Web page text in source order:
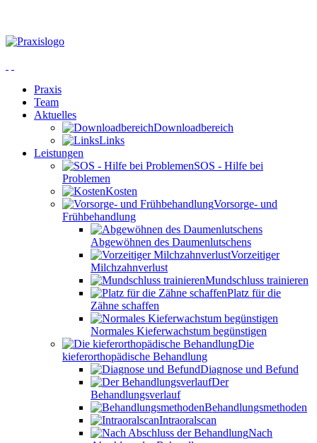
Praxis
Team
Aktuelles
Downloadbereich
Links
Leistungen
SOS - Hilfe bei
Problemen
Kosten
Vorsorge- und
Frühbehandlung
Abgewöhnen des Daumenlutschens
Vorzeitiger
Milchzahnverlust
Mundschluss trainieren
Platz für die
Zähne schaffen
Normales Kieferwachstum begünstigen
Die
kieferorthopädische Behandlung
Diagnose und Befund
Der
Behandlungsverlauf
Behandlungsmethoden
Intraoralscan
Nach